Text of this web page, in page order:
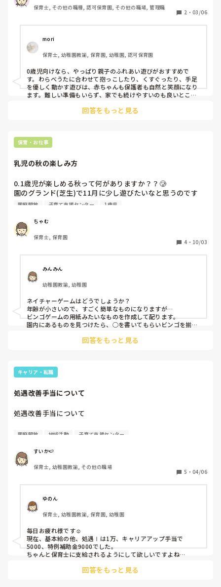
保育士, その他の職種, 認可保育園, その他の職場, 管理職
2 ・ 03/06
mori
保育士, 幼稚園教諭, 保育園, 幼稚園, 認可保育園
0歳児向けなら、やっぱり親子のふれあい遊びがおすすめで
す。わらべうたに合わせて抱っこしたり、くすぐったり、手足
を優しく動かす遊びは、赤ちゃんも保護者も自然と笑顔になり
ます。難しい準備もいらず、家でも続けやすいのも良いとこ
り入れると、安心感のある温かい時間になると思います。
回答をもっと見る
保育・お仕事
乳児の秋の楽しみ方
0.1歳児が楽しめる秋って何がありますか？？🥲
園のグランド(芝生)で11月に少し遊びたいなと思うのです
が、いいアイディアが浮かばず、、🥲
いしか、、
0~3歳までの子育て支援センターの保育士です！
遊びに来てくださるのがもうすぐ歩けるようになる子から2
歳になる子がいちばん多いです！
保護者もいます！
そして来ても10組いかないと思います😌
園庭開放 子育て支援センター 1歳児
ちゃむ
保育士, 保育園
4 ・ 10/03
みんみん
幼稚園教諭, 幼稚園
ネイチャーゲームはどうでしょうか？
年齢が小さいので、すごく簡単なものになりますが…
ビンゴゲームの用紙みたいなものを作成して配ります。
園内にあるものを見つけたら、○を書いてもらいビンゴを揃え
込んで、他に秋に咲く花や秋に関連したものがもし園庭にあれ
ます☺️
回答をもっと見る
キャリア・転職
処遇改善手当について
処遇改善手当について
前園では処遇改善Ⅰ→2万（保育士手当という名目）
処遇改善Ⅲ→9000円
転職後の園では
処遇改善Ⅱ→クラス担任ではなく子育て支援センター＋フリ
ー保育士となる為今年度はとりあえず付かない、次年度はポ
ジション等による
処遇改善Ⅲ→7000円
と大幅にもらえる額が減ってしまいました。
その分、地域手当や勤務手当、市独自の地域処遇改善手当で
なんとか賄えている部分もありますが、やはり園によって支
園庭開放 地域活動 子育て支援センター
すいか🍉
保育士, 幼稚園教諭, その他の職場
5 ・ 04/06
ゆのん
保育士, 幼稚園教諭, 保育園, 幼稚園
毎日お疲れ様です︎☺︎
現在、基本給の他、処遇Ⅰは1万、キャリアアップ手当で
5000、特例補助金9000でした。
ちゃんと保育士に支給されるようにして欲しいですよね…
回答をもっと見る